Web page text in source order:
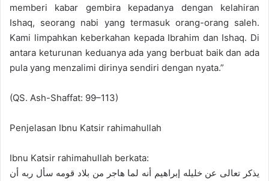
memberi kabar gembira kepadanya dengan kelahiran
Ishaq, seorang nabi yang termasuk orang-orang saleh.
Kami limpahkan keberkahan kepada Ibrahim dan Ishaq. Di
antara keturunan keduanya ada yang berbuat baik dan ada
pula yang menzalimi dirinya sendiri dengan nyata.”
(QS. Ash-Shaffat: 99–113)
Penjelasan Ibnu Katsir rahimahullah
Ibnu Katsir rahimahullah berkata:
يذكر تعالى عن خليله إبراهيم أنه لما هاجر من بلاد قومه سأل ربه أن